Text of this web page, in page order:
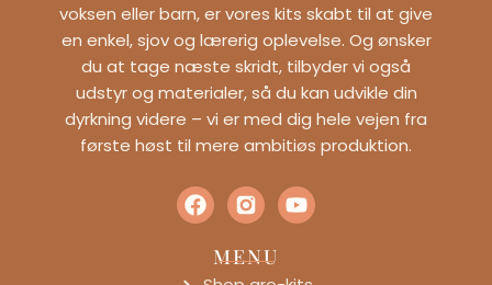
voksen eller barn, er vores kits skabt til at give
en enkel, sjov og lærerig oplevelse. Og ønsker
du at tage næste skridt, tilbyder vi også
udstyr og materialer, så du kan udvikle din
dyrkning videre – vi er med dig hele vejen fra
første høst til mere ambitiøs produktion.
MENU